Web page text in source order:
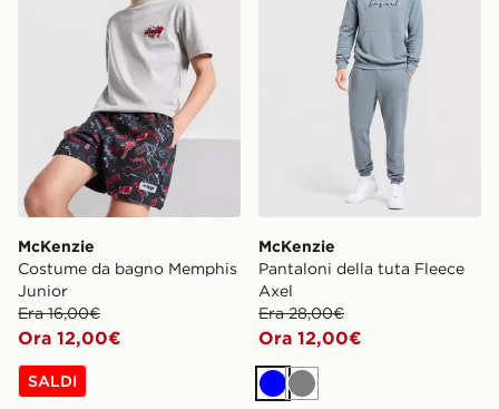
McKenzie
Costume da bagno Memphis
Junior
Era 16,00€
Ora 12,00€
SALDI
McKenzie
Pantaloni della tuta Fleece
Axel
Era 28,00€
Ora 12,00€
BluGrigio